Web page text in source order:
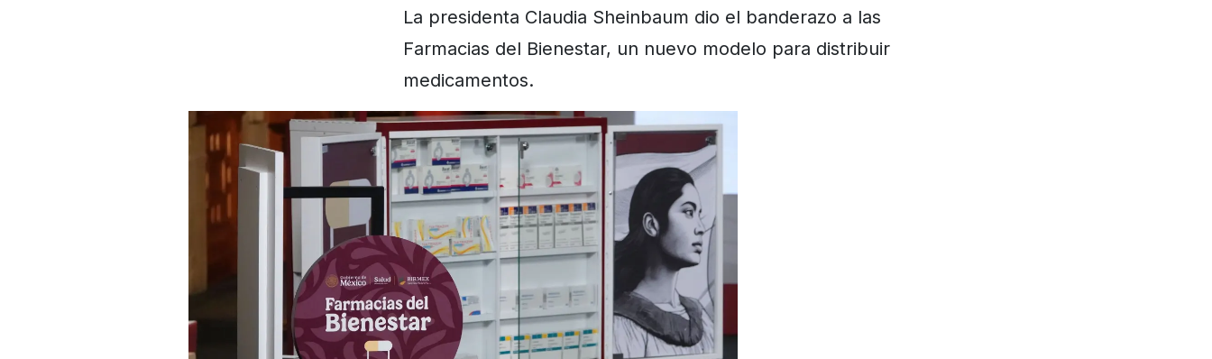
La presidenta Claudia Sheinbaum dio el banderazo a las
Farmacias del Bienestar, un nuevo modelo para distribuir
medicamentos.